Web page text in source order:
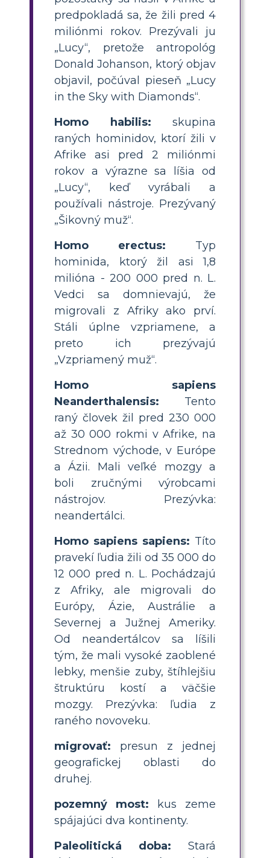
predpokladá sa, že žili pred 4
miliónmi rokov. Prezývali ju
„Lucy“, pretože antropológ
Donald Johanson, ktorý objav
objavil, počúval pieseň „Lucy
in the Sky with Diamonds“.
Homo habilis: skupina
raných hominidov, ktorí žili v
Afrike asi pred 2 miliónmi
rokov a výrazne sa líšia od
„Lucy“, keď vyrábali a
používali nástroje. Prezývaný
„Šikovný muž“.
Homo erectus: Typ
hominida, ktorý žil asi 1,8
milióna - 200 000 pred n. L.
Vedci sa domnievajú, že
migrovali z Afriky ako prví.
Stáli úplne vzpriamene, a
preto ich prezývajú
„Vzpriamený muž“.
Homo sapiens
Neanderthalensis: Tento
raný človek žil pred 230 000
až 30 000 rokmi v Afrike, na
Strednom východe, v Európe
a Ázii. Mali veľké mozgy a
boli zručnými výrobcami
nástrojov. Prezývka:
neandertálci.
Homo sapiens sapiens: Títo
pravekí ľudia žili od 35 000 do
12 000 pred n. L. Pochádzajú
z Afriky, ale migrovali do
Európy, Ázie, Austrálie a
Severnej a Južnej Ameriky.
Od neandertálcov sa líšili
tým, že mali vysoké zaoblené
lebky, menšie zuby, štíhlejšiu
štruktúru kostí a väčšie
mozgy. Prezývka: ľudia z
raného novoveku.
migrovať: presun z jednej
geografickej oblasti do
druhej.
pozemný most: kus zeme
spájajúci dva kontinenty.
Paleolitická doba: Stará